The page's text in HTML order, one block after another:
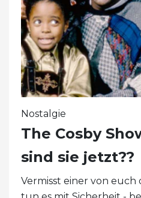
Nostalgie
The Cosby
sind sie jetzt??
Vermisst einer von euch